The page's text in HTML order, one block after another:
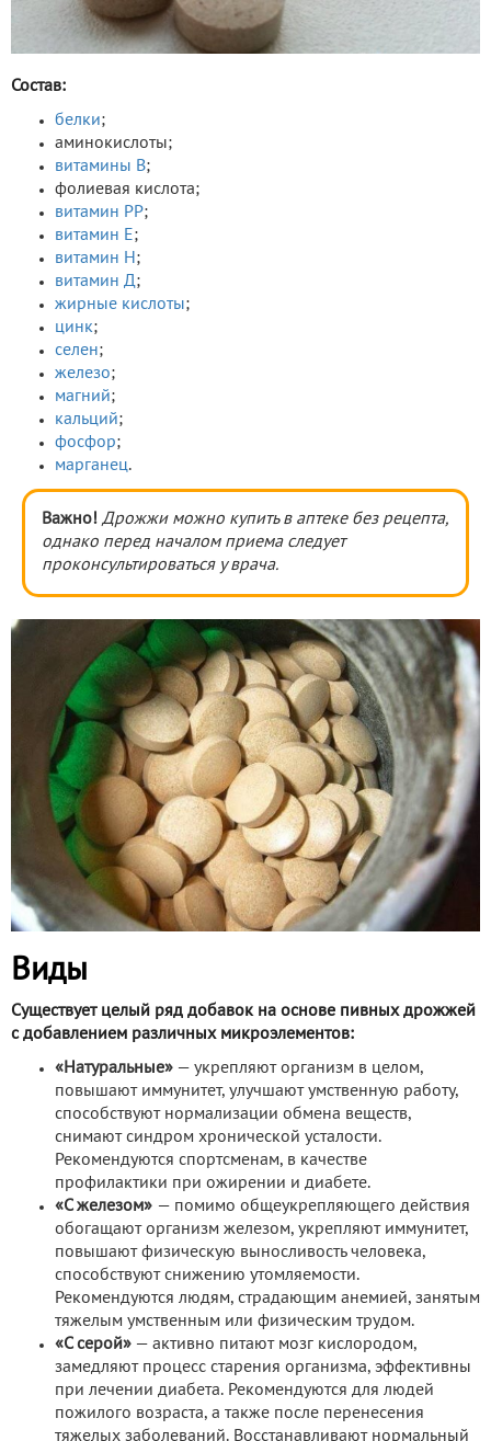
Состав:
белки;
аминокислоты;
витамины В;
фолиевая кислота;
витамин РР;
витамин Е;
витамин Н ;
витамин Д;
жирные кислоты;
цинк;
селен;
железо;
магний;
кальций;
фосфор;
марганец.
Важно! Дрожжи можно купить в аптеке без рецепта,
однако перед началом приема следует
проконсультироваться у врача.
Виды
Существует целый ряд добавок на основе пивных дрожжей
с добавлением различных микроэлементов:
«Натуральные» — укрепляют организм в целом,
повышают иммунитет, улучшают умственную работу,
способствуют нормализации обмена веществ,
снимают синдром хронической усталости.
Рекомендуются спортсменам, в качестве
профилактики при ожирении и диабете.
«С железом» — помимо общеукрепляющего действия
обогащают организм железом, укрепляют иммунитет,
повышают физическую выносливость человека,
способствуют снижению утомляемости.
Рекомендуются людям, страдающим анемией, занятым
тяжелым умственным или физическим трудом.
«С серой» — активно питают мозг кислородом,
замедляют процесс старения организма, эффективны
при лечении диабета. Рекомендуются для людей
пожилого возраста, а также после перенесения
тяжелых заболеваний. Восстанавливают нормальный